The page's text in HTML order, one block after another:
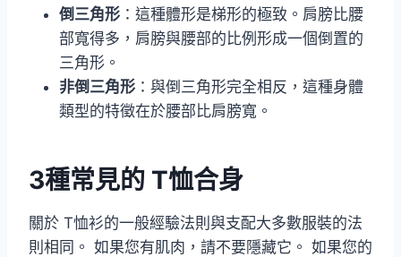
倒三角形 ：這種體形是梯形的極致。肩膀比腰
部寬得多，肩膀與腰部的比例形成一個倒置的
三角形。
非倒三角形 ：與倒三角形完全相反，這種身體
類型的特徵在於腰部比肩膀寬。
3種常見的 T恤合身
關於 T恤衫的一般經驗法則與支配大多數服裝的法
則相同。 如果您有肌肉，請不要隱藏它。 如果您的